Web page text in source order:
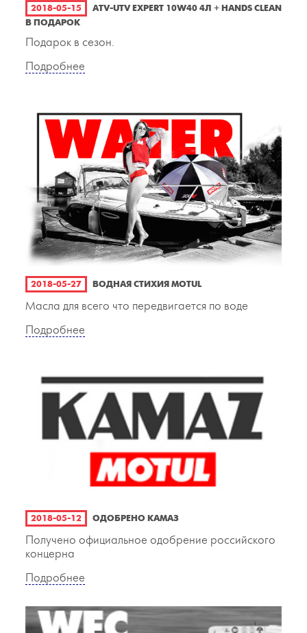
2018-05-15
ATV-UTV EXPERT 10W40 4Л + HANDS CLEAN
В ПОДАРОК
Подарок в сезон.
Подробнее
2018-05-27 ВОДНАЯ СТИХИЯ MOTUL
Масла для всего что передвигается по воде
Подробнее
2018-05-12 ОДОБРЕНО КАМАЗ
Получено официальное одобрение российского
концерна
Подробнее